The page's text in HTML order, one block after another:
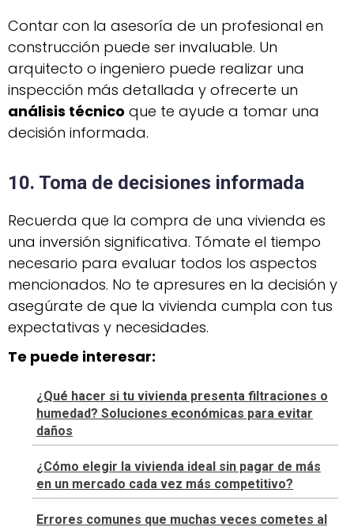
Contar con la asesoría de un profesional en
construcción puede ser invaluable. Un
arquitecto o ingeniero puede realizar una
inspección más detallada y ofrecerte un
análisis técnico que te ayude a tomar una
decisión informada.
10. Toma de decisiones informada
Recuerda que la compra de una vivienda es
una inversión significativa. Tómate el tiempo
necesario para evaluar todos los aspectos
mencionados. No te apresures en la decisión y
asegúrate de que la vivienda cumpla con tus
expectativas y necesidades.
Te puede interesar:
¿Qué hacer si tu vivienda presenta filtraciones o
humedad? Soluciones económicas para evitar
daños
¿Cómo elegir la vivienda ideal sin pagar de más
en un mercado cada vez más competitivo?
Errores comunes que muchas veces cometes al